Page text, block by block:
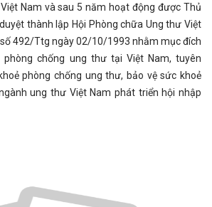
Nam và sau 5 năm hoạt động được Thủ
thành lập Hội Phòng chữa Ung thư Việt
492/Ttg ngày 02/10/1993 nhằm mục đích
chống ung thư tại Việt Nam, tuyên
phòng chống ung thư, bảo vệ sức khoẻ
ung thư Việt Nam phát triển hội nhập